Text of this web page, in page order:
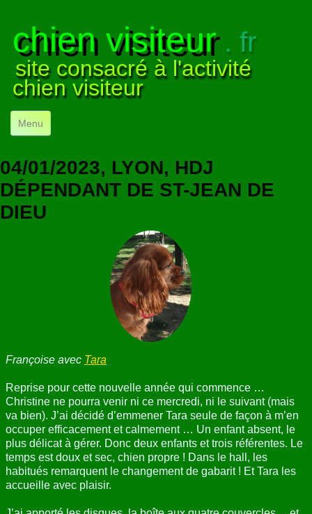
chien visiteur. fr
site consacré à l'activité
chien visiteur
Menu
NOS VISITES
NOTRE ACTIVITÉ
CONTACT
04/01/2023, LYON, HDJ
DÉPENDANT DE ST-JEAN DE
DIEU
Françoise avec Tara
Reprise pour cette nouvelle année qui commence …
Christine ne pourra venir ni ce mercredi, ni le suivant (mais
va bien). J’ai décidé d’emmener Tara seule de façon à m’en
occuper efficacement et calmement … Un enfant absent, le
plus délicat à gérer. Donc deux enfants et trois référentes. Le
temps est doux et sec, chien propre ! Dans le hall, les
habitués remarquent le changement de gabarit ! Et Tara les
accueille avec plaisir.